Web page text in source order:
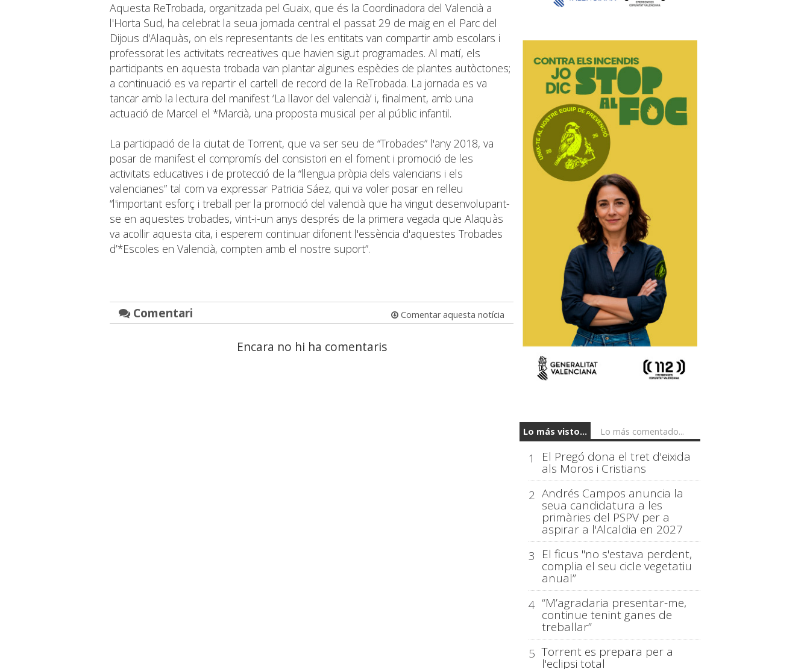
Aquesta ReTrobada, organitzada pel Guaix, que és la Coordinadora del Valencià a
l'Horta Sud, ha celebrat la seua jornada central el passat 29 de maig en el Parc del
Dijous d'Alaquàs, on els representants de les entitats van compartir amb escolars i
professorat les activitats recreatives que havien sigut programades. Al matí, els
participants en aquesta trobada van plantar algunes espècies de plantes autòctones;
a continuació es va repartir el cartell de record de la ReTrobada. La jornada es va
tancar amb la lectura del manifest ‘La llavor del valencià’ i, finalment, amb una
actuació de Marcel el *Marcià, una proposta musical per al públic infantil.
La participació de la ciutat de Torrent, que va ser seu de “Trobades” l'any 2018, va
posar de manifest el compromís del consistori en el foment i promoció de les
activitats educatives i de protecció de la “llengua pròpia dels valencians i els
valencianes” tal com va expressar Patricia Sáez, qui va voler posar en relleu
“l'important esforç i treball per la promoció del valencià que ha vingut desenvolupant-
se en aquestes trobades, vint-i-un anys després de la primera vegada que Alaquàs
va acollir aquesta cita, i esperem continuar difonent l'essència d'aquestes Trobades
d’*Escoles en Valencià, compten amb el nostre suport”.
Comentari Comentar aquesta notícia
Encara no hi ha comentaris
Lo más visto... Lo más comentado...
1 El Pregó dona el tret d'eixida
als Moros i Cristians
2 Andrés Campos anuncia la
seua candidatura a les
primàries del PSPV per a
aspirar a l'Alcaldia en 2027
3 El ficus "no s'estava perdent,
complia el seu cicle vegetatiu
anual”
4 “M’agradaria presentar-me,
continue tenint ganes de
treballar”
5 Torrent es prepara per a
l'eclipsi total